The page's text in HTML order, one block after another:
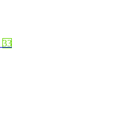
33